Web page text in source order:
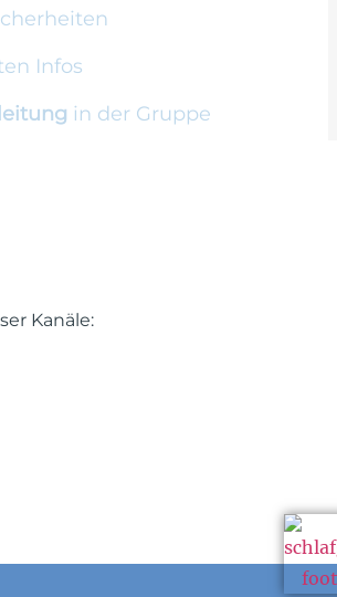
Infos
in der Gruppe
Kanäle: